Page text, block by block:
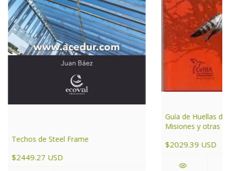
Techos de Steel Frame
$2449.27 USD
Guía de Huellas
Misiones y otras
$2029.39 USD